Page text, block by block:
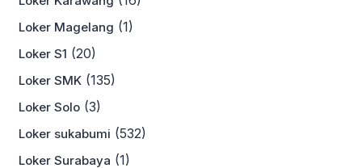
Loker Magelang (1)
Loker S1 (20)
Loker SMK (135)
Loker Solo (3)
Loker sukabumi (532)
Loker Surabaya (1)